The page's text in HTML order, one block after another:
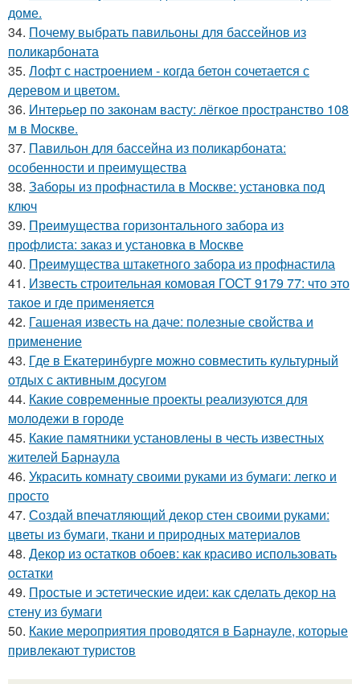
доме.
34. Почему выбрать павильоны для бассейнов из
поликарбоната
35. Лофт с настроением - когда бетон сочетается с
деревом и цветом.
36. Интерьер по законам васту: лёгкое пространство 108
м в Москве.
37. Павильон для бассейна из поликарбоната:
особенности и преимущества
38. Заборы из профнастила в Москве: установка под
ключ
39. Преимущества горизонтального забора из
профлиста: заказ и установка в Москве
40. Преимущества штакетного забора из профнастила
41. Известь строительная комовая ГОСТ 9179 77: что это
такое и где применяется
42. Гашеная известь на даче: полезные свойства и
применение
43. Где в Екатеринбурге можно совместить культурный
отдых с активным досугом
44. Какие современные проекты реализуются для
молодежи в городе
45. Какие памятники установлены в честь известных
жителей Барнаула
46. Украсить комнату своими руками из бумаги: легко и
просто
47. Создай впечатляющий декор стен своими руками:
цветы из бумаги, ткани и природных материалов
48. Декор из остатков обоев: как красиво использовать
остатки
49. Простые и эстетические идеи: как сделать декор на
стену из бумаги
50. Какие мероприятия проводятся в Барнауле, которые
привлекают туристов